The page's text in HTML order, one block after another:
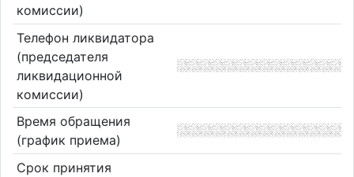
комиссии)
Телефон ликвидатора
(председателя
ликвидационной
комиссии)
Время обращения
(график приема)
Срок принятия